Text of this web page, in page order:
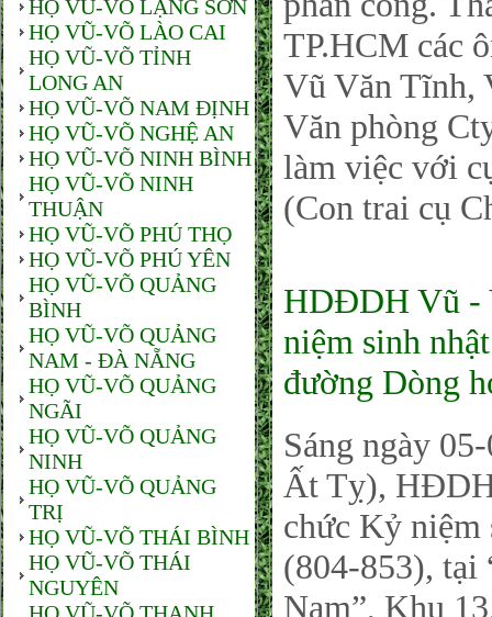
HỌ VŨ-VÕ LẠNG SƠN
HỌ VŨ-VÕ LÀO CAI
HỌ VŨ-VÕ TỈNH
LONG AN
HỌ VŨ-VÕ NAM ĐỊNH
HỌ VŨ-VÕ NGHỆ AN
HỌ VŨ-VÕ NINH BÌNH
HỌ VŨ-VÕ NINH
THUẬN
HỌ VŨ-VÕ PHÚ THỌ
HỌ VŨ-VÕ PHÚ YÊN
HỌ VŨ-VÕ QUẢNG
BÌNH
HỌ VŨ-VÕ QUẢNG
NAM - ĐÀ NẴNG
HỌ VŨ-VÕ QUẢNG
NGÃI
HỌ VŨ-VÕ QUẢNG
NINH
HỌ VŨ-VÕ QUẢNG
TRỊ
HỌ VŨ-VÕ THÁI BÌNH
HỌ VŨ-VÕ THÁI
NGUYÊN
TP.HCM các
Vũ Văn Tĩnh,
Văn phòng
làm việc với
(Con trai cụ
HDĐDH Vũ -
niệm sinh
đường Dòng
Sáng ngày
Ất Tỵ),
chức Kỷ niệm
(804-853), tại
Nam”, Khu